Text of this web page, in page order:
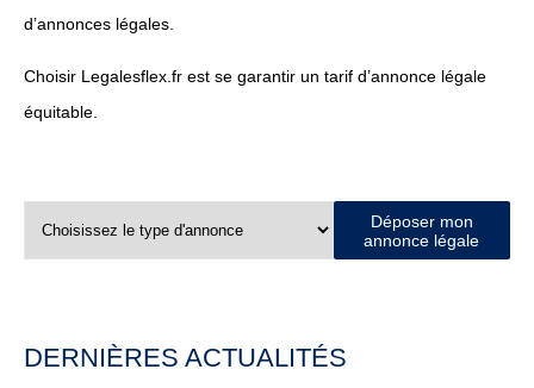
d’annonces légales.
Choisir Legalesflex.fr est se garantir un tarif d’annonce légale
équitable.
Déposer mon
annonce légale
DERNIÈRES ACTUALITÉS